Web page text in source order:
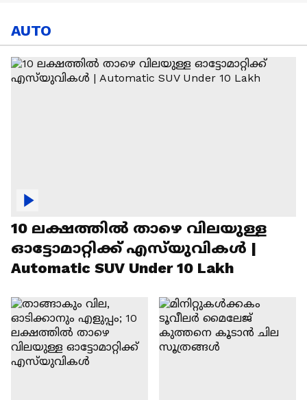
AUTO
10 ലക്ഷത്തിൽ താഴെ വിലയുള്ള
ഓട്ടോമാറ്റിക്ക് എസ്‍യുവികൾ |
Automatic SUV Under 10 Lakh